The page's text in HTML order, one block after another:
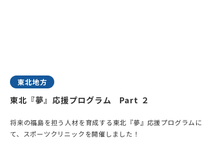
東北地方
東北『夢』応援プログラム Part ２
将来の福島を担う人材を育成する東北『夢』応援プログラムに
て、スポーツクリニックを開催しました！